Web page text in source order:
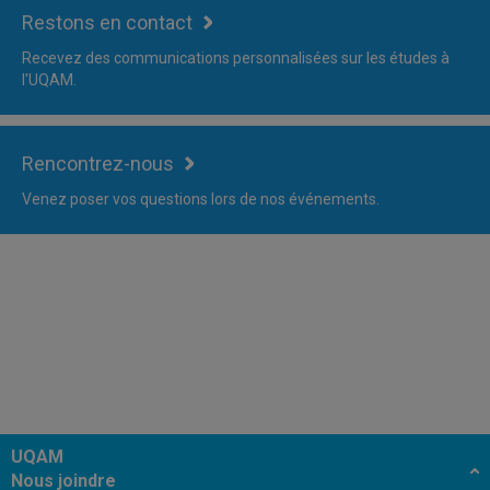
Restons en contact
Recevez des communications personnalisées sur les études à
l'UQAM.
Rencontrez-nous
Venez poser vos questions lors de nos événements.
UQAM
Nous joindre